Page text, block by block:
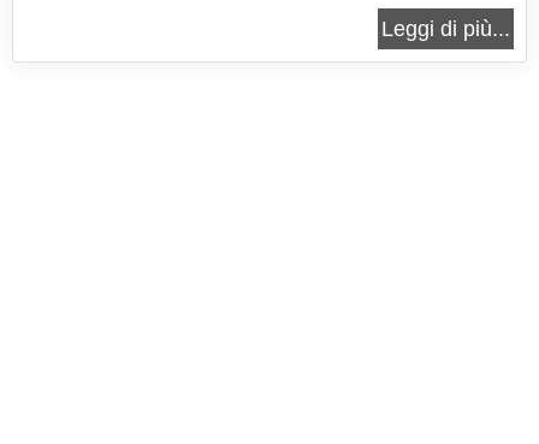
stesso... ottima Leggi tutto: Agghiotta al Forno
della Nonna Aggiungi commento
Leggi di più...